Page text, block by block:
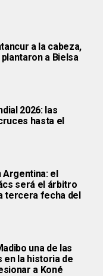
a la cabeza,
a Bielsa
2026: las
hasta el
el
será el árbitro
tercera fecha del
una de las
en la historia de
a Koné